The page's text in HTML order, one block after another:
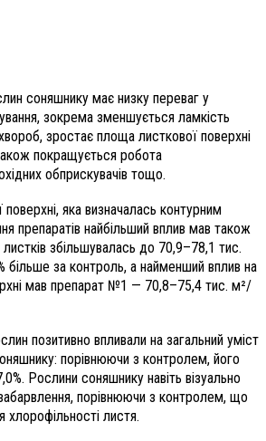
соняшнику має низку переваг у
зокрема зменшується ламкість
зростає площа листкової поверхні
покращується робота
обприскувачів тощо.
яка визначалась контурним
препаратів найбільший вплив мав також
збільшувалась до 70,9–78,1 тис.
більше за контроль, а найменший вплив на
мав препарат №1 — 70,8–75,4 тис. м²/
позитивно впливали на загальний уміст
порівнюючи з контролем, його
Рослини соняшнику навіть візуально
порівнюючи з контролем, що
хлорофільності листя.